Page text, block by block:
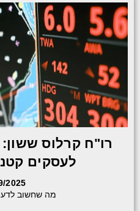
רו"ח קרלוס ששון:
לעסקים
2025
מה שחשוב לדעת